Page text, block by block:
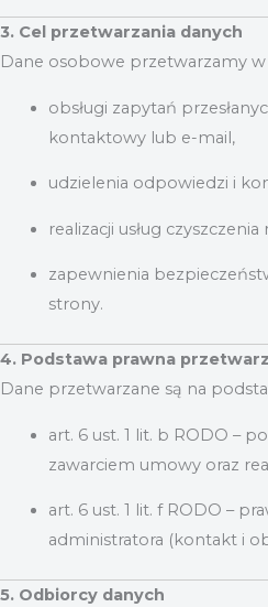
3. Cel przetwarzania danych
Dane osobowe przetwarzamy w
obsługi zapytań
kontaktowy lub e-mail,
udzielenia odpowiedzi i
realizacji usług czyszczenia
zapewnienia
strony.
4. Podstawa prawna
Dane przetwarzane są na
art. 6 ust. 1 lit. b RODO –
zawarciem umowy oraz
art. 6 ust. 1 lit. f RODO –
administratora (kontakt i
5. Odbiorcy danych